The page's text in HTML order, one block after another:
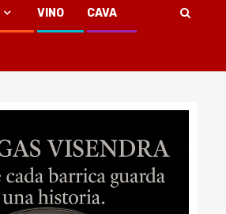
VINO CAVA